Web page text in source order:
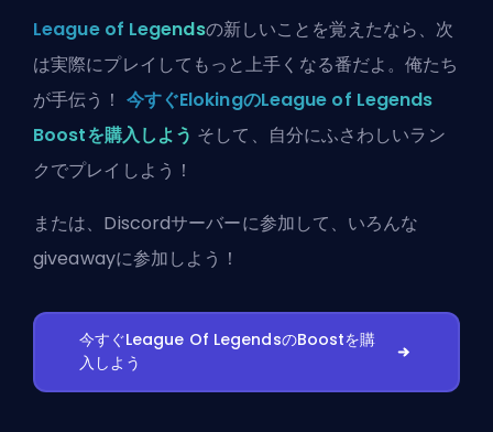
League of Legendsの新しいことを覚えたなら、次
は実際にプレイしてもっと上手くなる番だよ。俺たち
が手伝う！ 今すぐElokingのLeague of Legends
Boostを購入しよう そして、自分にふさわしいラン
クでプレイしよう！
または、 Discordサーバーに参加して、いろんな
giveawayに参加しよう！
今すぐLeague Of LegendsのBoostを購
入しよう